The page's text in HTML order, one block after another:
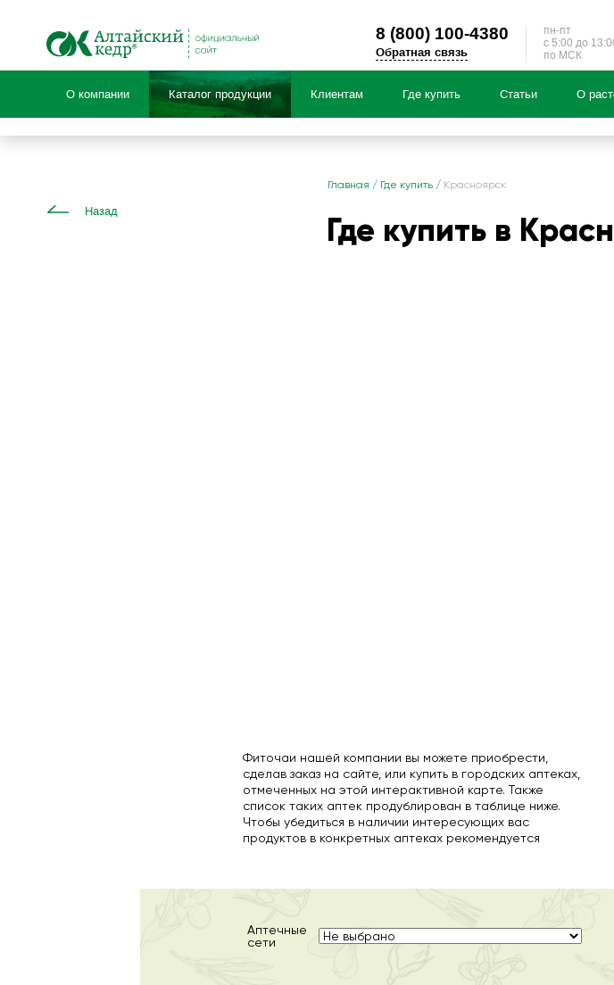
8 (800)100-4380
Обратная связь
пн-пт
c 5:00 до
по МСК
О компании Каталог продукции Клиентам Где купить Статьи О
Назад
Главная / Где купить / Красноярск
Где купить в
Фиточаи нашей компании вы можете приобрести,
сделав заказ на сайте, или купить в городских аптеках,
отмеченных на этой интерактивной карте. Также
список таких аптек продублирован в таблице ниже.
Чтобы убедиться в наличии интересующих вас
продуктов в конкретных аптеках рекомендуется
Аптечные
сети